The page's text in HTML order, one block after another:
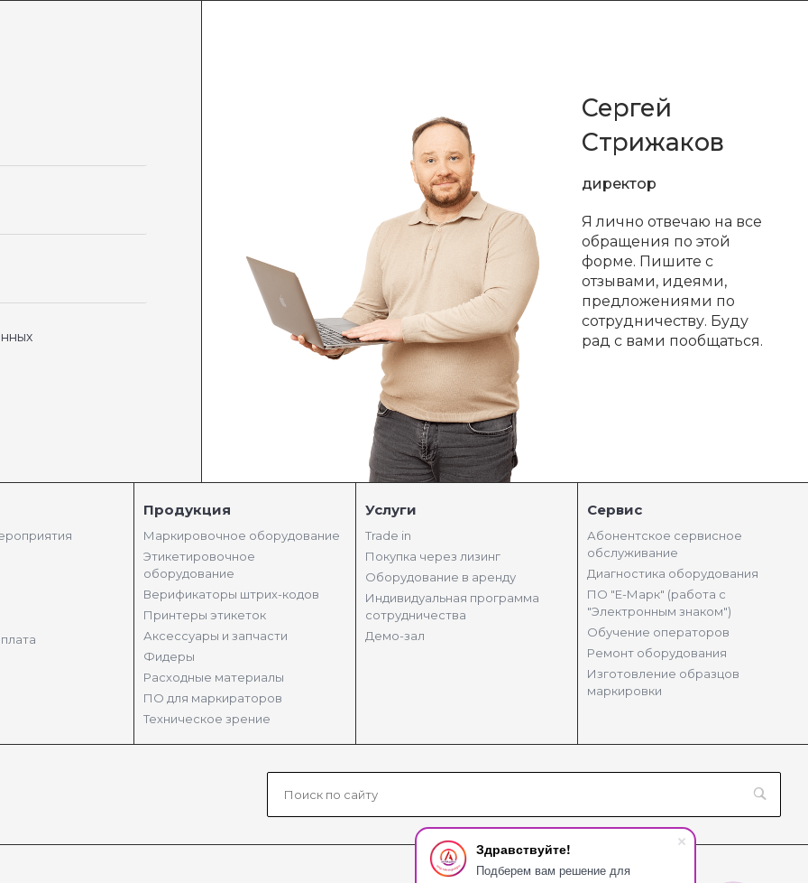
Здравствуйте!
Подберем вам решение для
Сергей
Стрижаков
директор
Я лично отвечаю на все
обращения по этой
форме. Пишите с
отзывами, идеями,
предложениями по
сотрудничеству. Буду
рад с вами пообщаться.
Продукция
Маркировочное оборудование
Этикетировочное
оборудование
Верификаторы штрих-кодов
Принтеры этикеток
Аксессуары и запчасти
Фидеры
Расходные материалы
ПО для маркираторов
Техническое зрение
Услуги
Trade in
Покупка через лизинг
Оборудование в аренду
Индивидуальная программа
сотрудничества
Демо-зал
Сервис
Абонентское сервисное
обслуживание
Диагностика оборудования
ПО "Е-Марк" (работа с
"Электронным знаком")
Обучение операторов
Ремонт оборудования
Изготовление образцов
маркировки